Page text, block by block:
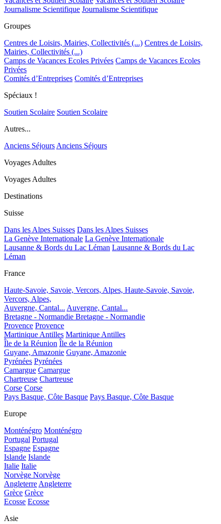
Journalisme Scientifique Journalisme Scientifique
Groupes
Centres de Loisirs, Mairies, Collectivités (...) Centres de Loisirs,
Mairies, Collectivités (...)
Camps de Vacances Ecoles Privées Camps de Vacances Ecoles
Privées
Comités d’Entreprises Comités d’Entreprises
Spéciaux !
Soutien Scolaire Soutien Scolaire
Autres...
Anciens SéjoursAnciens Séjours
Voyages Adultes
Voyages Adultes
Destinations
Suisse
Dans les Alpes Suisses Dans les Alpes Suisses
La Genève Internationale La Genève Internationale
Lausanne & Bords du Lac Léman Lausanne & Bords du Lac
Léman
France
Haute-Savoie, Savoie, Vercors, Alpes, Haute-Savoie, Savoie,
Vercors, Alpes,
Auvergne, Cantal... Auvergne, Cantal...
Bretagne - Normandie Bretagne - Normandie
Provence Provence
Martinique Antilles Martinique Antilles
Île de la Réunion Île de la Réunion
Guyane, Amazonie Guyane, Amazonie
Pyrénées Pyrénées
Camargue Camargue
Chartreuse Chartreuse
Corse Corse
Pays Basque, Côte Basque Pays Basque, Côte Basque
Europe
Monténégro Monténégro
Portugal Portugal
Espagne Espagne
Islande Islande
Italie Italie
Norvège Norvège
AngleterreAngleterre
Grèce Grèce
Ecosse Ecosse
Asie